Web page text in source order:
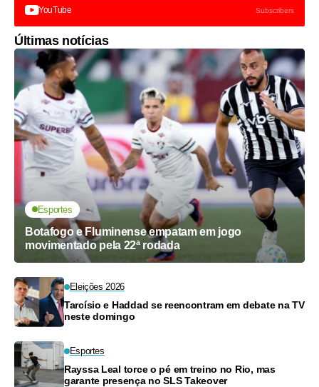
YouTube Subscribers
Últimas notícias
Esportes
Botafogo e Fluminense empatam em jogo
movimentado pela 22ª rodada
Eleições 2026
Tarcísio e Haddad se reencontram em debate na TV
neste domingo
Esportes
Rayssa Leal torce o pé em treino no Rio, mas
garante presença no SLS Takeover